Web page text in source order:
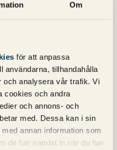
Om
för att anpassa
användarna, tillhandahålla
och analysera vår trafik. Vi
cookies och andra
och annons- och
med. Dessa kan i sin
annan information som
de har samlat in när du har
för det
Ads och sociala